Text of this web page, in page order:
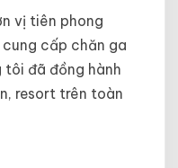
vị tiên phong
cấp chăn ga
tôi đã đồng hành
resort trên toàn